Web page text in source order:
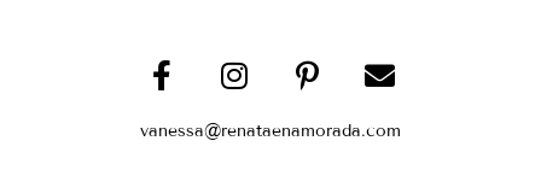
vanessa@renataenamorada.com